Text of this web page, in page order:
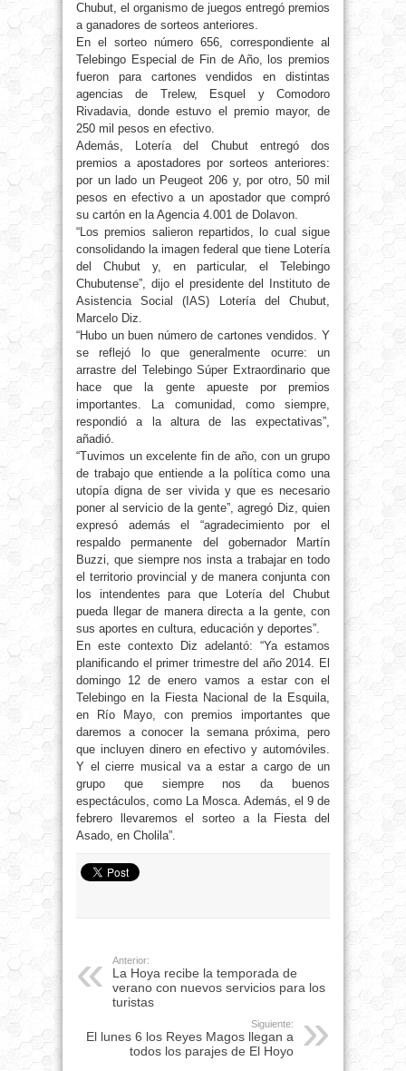
Chubut, el organismo de juegos entregó premios
a ganadores de sorteos anteriores.
En el sorteo número 656, correspondiente al
Telebingo Especial de Fin de Año, los premios
fueron para cartones vendidos en distintas
agencias de Trelew, Esquel y Comodoro
Rivadavia, donde estuvo el premio mayor, de
250 mil pesos en efectivo.
Además, Lotería del Chubut entregó dos
premios a apostadores por sorteos anteriores:
por un lado un Peugeot 206 y, por otro, 50 mil
pesos en efectivo a un apostador que compró
su cartón en la Agencia 4.001 de Dolavon.
“Los premios salieron repartidos, lo cual sigue
consolidando la imagen federal que tiene Lotería
del Chubut y, en particular, el Telebingo
Chubutense”, dijo el presidente del Instituto de
Asistencia Social (IAS) Lotería del Chubut,
Marcelo Diz.
“Hubo un buen número de cartones vendidos. Y
se reflejó lo que generalmente ocurre: un
arrastre del Telebingo Súper Extraordinario que
hace que la gente apueste por premios
importantes. La comunidad, como siempre,
respondió a la altura de las expectativas”,
añadió.
“Tuvimos un excelente fin de año, con un grupo
de trabajo que entiende a la política como una
utopía digna de ser vivida y que es necesario
poner al servicio de la gente”, agregó Diz, quien
expresó además el “agradecimiento por el
respaldo permanente del gobernador Martín
Buzzi, que siempre nos insta a trabajar en todo
el territorio provincial y de manera conjunta con
los intendentes para que Lotería del Chubut
pueda llegar de manera directa a la gente, con
sus aportes en cultura, educación y deportes”.
En este contexto Diz adelantó: “Ya estamos
planificando el primer trimestre del año 2014. El
domingo 12 de enero vamos a estar con el
Telebingo en la Fiesta Nacional de la Esquila,
en Río Mayo, con premios importantes que
daremos a conocer la semana próxima, pero
que incluyen dinero en efectivo y automóviles.
Y el cierre musical va a estar a cargo de un
grupo que siempre nos da buenos
espectáculos, como La Mosca. Además, el 9 de
febrero llevaremos el sorteo a la Fiesta del
Asado, en Cholila”.
Anterior:
La Hoya recibe la temporada de
verano con nuevos servicios para los
turistas
Siguiente:
El lunes 6 los Reyes Magos llegan a
todos los parajes de El Hoyo